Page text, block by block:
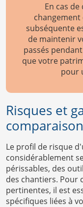
En cas
subséquente
de maintenir
passés
que votre
pour
Risques et
Le profil de risque
considérablement
périssables, des
des chantiers. Pour
pertinentes, il est
spécifiques liées à